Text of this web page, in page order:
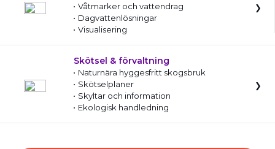
Våtmarker och vattendrag
Dagvattenlösningar
Visualisering
Skötsel & förvaltning
Naturnära hyggesfritt skogsbruk
Skötselplaner
Skyltar och information
Ekologisk handledning